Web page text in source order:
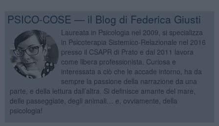
PSICO-COSE — il Blog di Federica Giusti
Laureata in Psicologia nel 2009, si specializza
in Psicoterapia Sistemico-Relazionale nel 2016
presso il CSAPR di Prato e dal 2011 lavora
come libera professionista. Curiosa e
interessata a ciò che le accade intorno, ha da
sempre la passione della narrazione da una
parte, e della lettura dall’altra. Si definisce amante del mare,
delle passeggiate, degli animali… e, ovviamente, della
psicologia!